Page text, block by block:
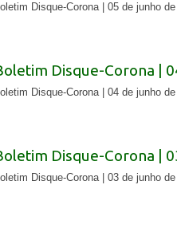
Disque-Corona | 05 de junho
Disque-Corona |
Disque-Corona | 04 de junho
Disque-Corona |
Disque-Corona | 03 de junho